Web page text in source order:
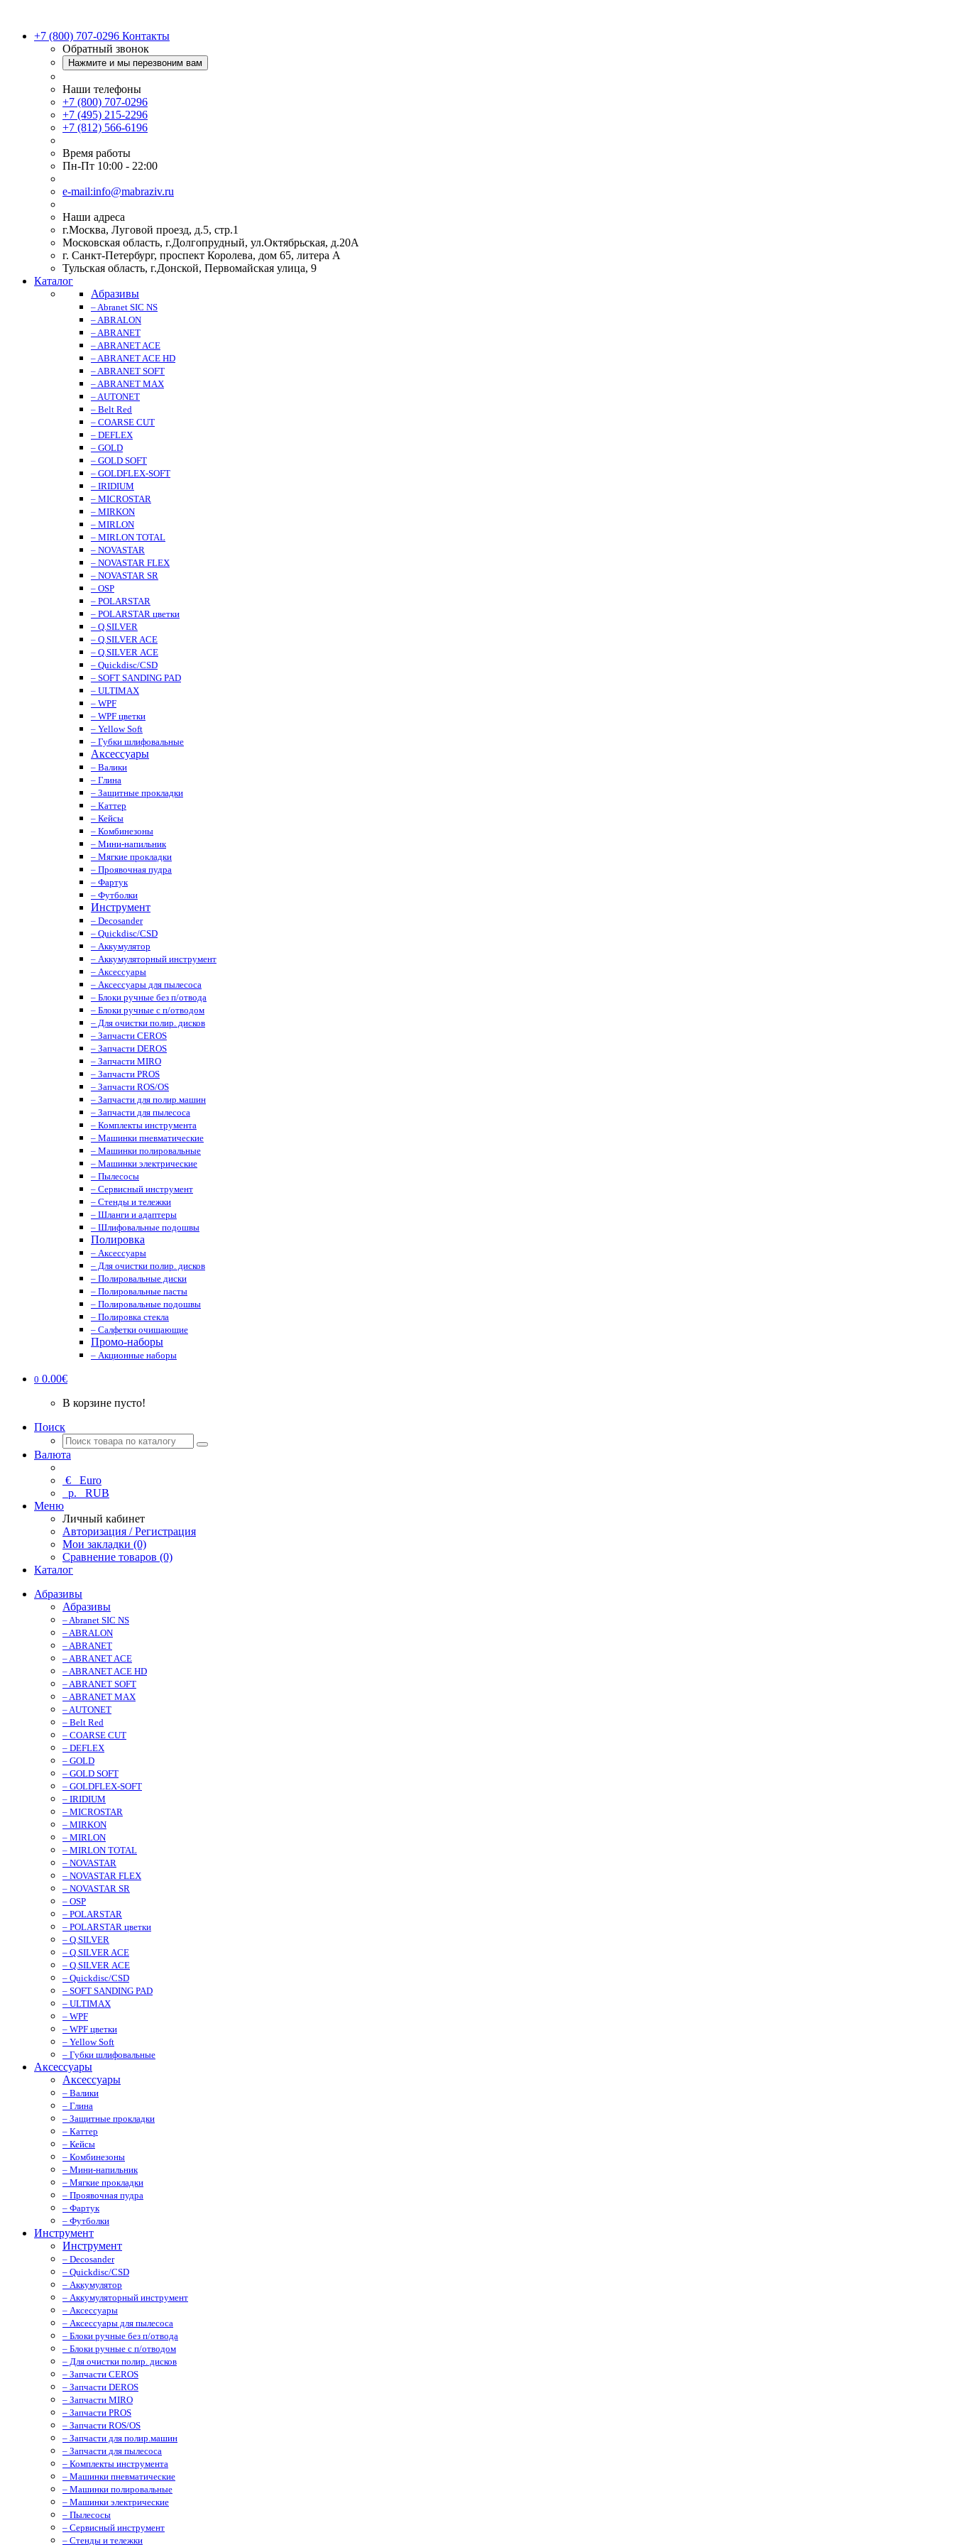
+7 (800) 707-0296 Контакты
Обратный звонок
Нажмите и мы перезвоним вам
Наши телефоны
+7 (800) 707-0296
+7 (495) 215-2296
+7 (812) 566-6196
Время работы
Пн-Пт 10:00 - 22:00
e-mail:info@mabraziv.ru
Наши адреса
г.Москва, Луговой проезд, д.5, стр.1
Московская область, г.Долгопрудный, ул.Октябрьская, д.20А
г. Санкт-Петербург, проспект Королева, дом 65, литера А
Тульская область, г.Донской, Первомайская улица, 9
Каталог
Абразивы
– Abranet SIC NS
– ABRALON
– ABRANET
– ABRANET ACE
– ABRANET ACE HD
– ABRANET SOFT
– ABRANET MAX
– AUTONET
– Belt Red
– COARSE CUT
– DEFLEX
– GOLD
– GOLD SOFT
– GOLDFLEX-SOFT
– IRIDIUM
– MICROSTAR
– MIRKON
– MIRLON
– MIRLON TOTAL
– NOVASTAR
– NOVASTAR FLEX
– NOVASTAR SR
– OSP
– POLARSTAR
– POLARSTAR цветки
– Q.SILVER
– Q.SILVER ACE
– Q.SILVER ACE
– Quickdisc/CSD
– SOFT SANDING PAD
– ULTIMAX
– WPF
– WPF цветки
– Yellow Soft
– Губки шлифовальные
Аксессуары
– Валики
– Глина
– Защитные прокладки
– Каттер
– Кейсы
– Комбинезоны
– Мини-напильник
– Мягкие прокладки
– Проявочная пудра
– Фартук
– Футболки
Инструмент
– Decosander
– Quickdisc/CSD
– Аккумулятор
– Аккумуляторный инструмент
– Аксессуары
– Аксессуары для пылесоса
– Блоки ручные без п/отвода
– Блоки ручные с п/отводом
– Для очистки полир. дисков
– Запчасти CEROS
– Запчасти DEROS
– Запчасти MIRO
– Запчасти PROS
– Запчасти ROS/OS
– Запчасти для полир.машин
– Запчасти для пылесоса
– Комплекты инструмента
– Машинки пневматические
– Машинки полировальные
– Машинки электрические
– Пылесосы
– Сервисный инструмент
– Стенды и тележки
– Шланги и адаптеры
– Шлифовальные подошвы
Полировка
– Аксессуары
– Для очистки полир. дисков
– Полировальные диски
– Полировальные пасты
– Полировальные подошвы
– Полировка стекла
– Салфетки очищающие
Промо-наборы
– Акционные наборы
0 0.00€
В корзине пусто!
Поиск
Валюта
€ Euro
р. RUB
Меню
Личный кабинет
Авторизация / Регистрация
Мои закладки (0)
Сравнение товаров (0)
Каталог
Абразивы
Абразивы
– Abranet SIC NS
– ABRALON
– ABRANET
– ABRANET ACE
– ABRANET ACE HD
– ABRANET SOFT
– ABRANET MAX
– AUTONET
– Belt Red
– COARSE CUT
– DEFLEX
– GOLD
– GOLD SOFT
– GOLDFLEX-SOFT
– IRIDIUM
– MICROSTAR
– MIRKON
– MIRLON
– MIRLON TOTAL
– NOVASTAR
– NOVASTAR FLEX
– NOVASTAR SR
– OSP
– POLARSTAR
– POLARSTAR цветки
– Q.SILVER
– Q.SILVER ACE
– Q.SILVER ACE
– Quickdisc/CSD
– SOFT SANDING PAD
– ULTIMAX
– WPF
– WPF цветки
– Yellow Soft
– Губки шлифовальные
Аксессуары
Аксессуары
– Валики
– Глина
– Защитные прокладки
– Каттер
– Кейсы
– Комбинезоны
– Мини-напильник
– Мягкие прокладки
– Проявочная пудра
– Фартук
– Футболки
Инструмент
Инструмент
– Decosander
– Quickdisc/CSD
– Аккумулятор
– Аккумуляторный инструмент
– Аксессуары
– Аксессуары для пылесоса
– Блоки ручные без п/отвода
– Блоки ручные с п/отводом
– Для очистки полир. дисков
– Запчасти CEROS
– Запчасти DEROS
– Запчасти MIRO
– Запчасти PROS
– Запчасти ROS/OS
– Запчасти для полир.машин
– Запчасти для пылесоса
– Комплекты инструмента
– Машинки пневматические
– Машинки полировальные
– Машинки электрические
– Пылесосы
– Сервисный инструмент
– Стенды и тележки